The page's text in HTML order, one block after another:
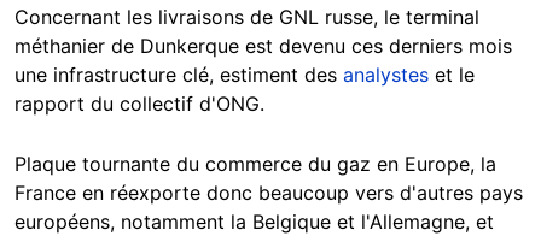
Concernant les livraisons de GNL russe, le terminal
méthanier de Dunkerque est devenu ces derniers mois
une infrastructure clé, estiment des analystes et le
rapport du collectif d'ONG.
Plaque tournante du commerce du gaz en Europe, la
France en réexporte donc beaucoup vers d'autres pays
européens, notamment la Belgique et l'Allemagne, et